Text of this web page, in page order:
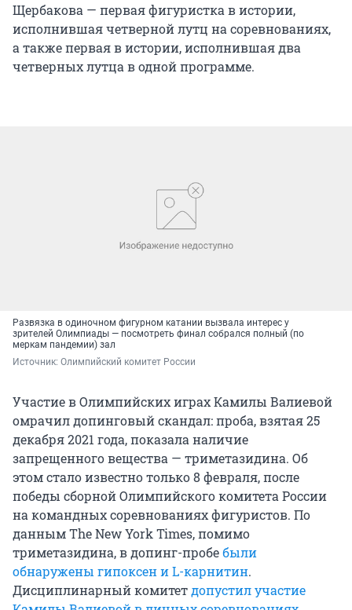
Щербакова — первая фигуристка в истории,
исполнившая четверной лутц на соревнованиях,
а также первая в истории, исполнившая два
четверных лутца в одной программе.
Развязка в одиночном фигурном катании вызвала интерес у
зрителей Олимпиады — посмотреть финал собрался полный (по
меркам пандемии) зал
Источник: Олимпийский комитет России
Участие в Олимпийских играх Камилы Валиевой
омрачил допинговый скандал: проба, взятая 25
декабря 2021 года, показала наличие
запрещенного вещества — триметазидина. Об
этом стало известно только 8 февраля, после
победы сборной Олимпийского комитета России
на командных соревнованиях фигуристов. По
данным The New York Times, помимо
триметазидина, в допинг-пробебыли
обнаружены гипоксен и L-карнитин.
Дисциплинарный комитетдопустил участие